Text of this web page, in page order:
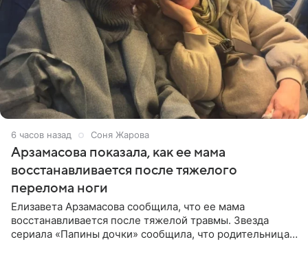
6 часов назад Соня Жарова
Арзамасова показала, как ее мама
восстанавливается после тяжелого
перелома ноги
Елизавета Арзамасова сообщила, что ее мама
восстанавливается после тяжелой травмы. Звезда
сериала «Папины дочки» сообщила, что родительница